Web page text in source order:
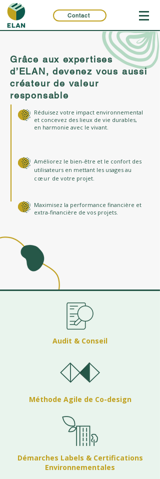
Contact
Grâce aux expertises
d’ELAN, devenez vous aussi
créateur de valeur
responsable
Réduisez votre impact environnemental
et concevez des lieux de vie durables,
en harmonie avec le vivant.
Améliorez le bien-être et le confort des
utilisateurs en mettant les usages au
cœur de votre projet.
Maximisez la performance financière et
extra-financière de vos projets.
Audit & Conseil
Méthode Agile de Co-design
Démarches Labels & Certifications
Environnementales